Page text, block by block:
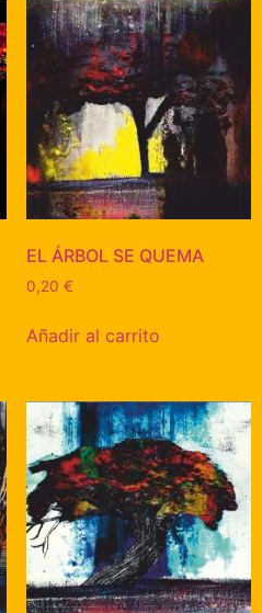
EL ÁRBOL SE QUEMA
0,20 €
Añadir al carrito